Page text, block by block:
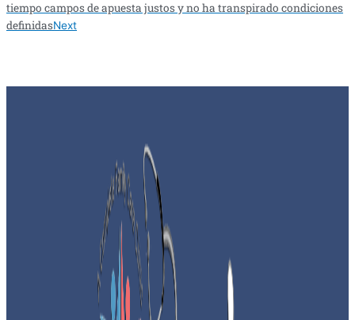
tiempo campos de apuesta justos y no ha transpirado condiciones
definidasNext